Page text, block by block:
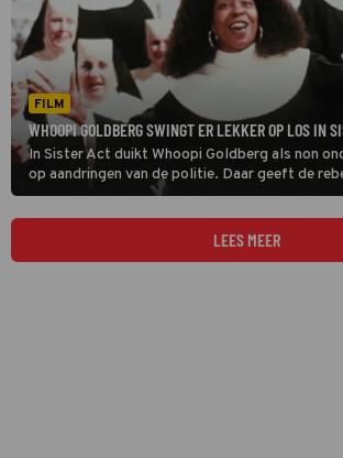
FILM
WHOOPI GOLDBERG SWINGT ER LEKKER OP LOS IN
In Sister Act duikt Whoopi Goldberg als non
op aandringen van de politie. Daar geeft de
een make-over.
LEES MEER